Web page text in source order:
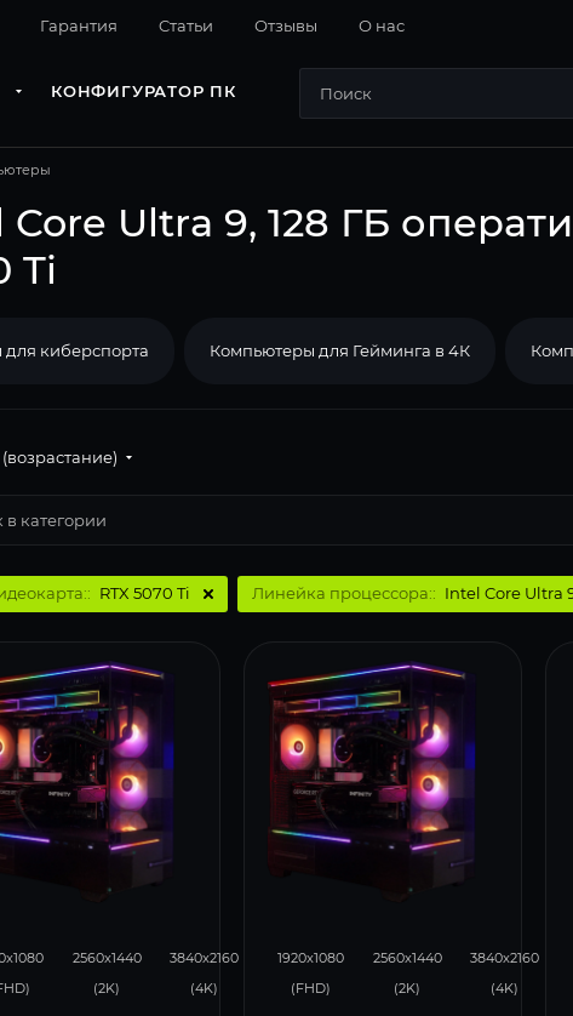
Гарантия Cтатьи Отзывы О нас
КОНФИГУРАТОР ПК
Ultra 9, 128 ГБ
Ti
киберспорта Компьютеры для Гейминга в 4К
RTX 5070 Ti Линейка процессора:: Intel Core Ultra
2560x1440
(2K)
3840x2160
(4K)
1920x1080
(FHD)
2560x1440
(2K)
3840x2160
(4K)